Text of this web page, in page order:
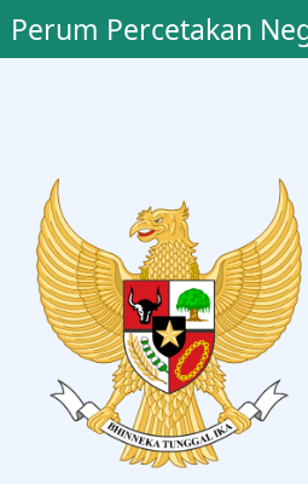
Perum Percetakan
S.H., M.H.